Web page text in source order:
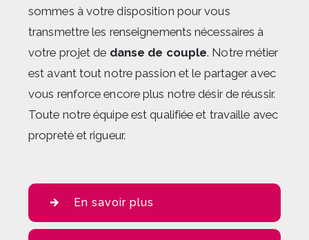
sommes à votre disposition pour vous
transmettre les renseignements nécessaires à
votre projet de danse de couple. Notre métier
est avant tout notre passion et le partager avec
vous renforce encore plus notre désir de réussir.
Toute notre équipe est qualifiée et travaille avec
propreté et rigueur.
En savoir plus